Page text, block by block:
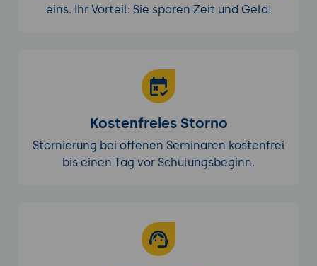
eins. Ihr Vorteil: Sie sparen Zeit und Geld!
Kostenfreies Storno
Stornierung bei offenen Seminaren kostenfrei
bis einen Tag vor Schulungsbeginn.